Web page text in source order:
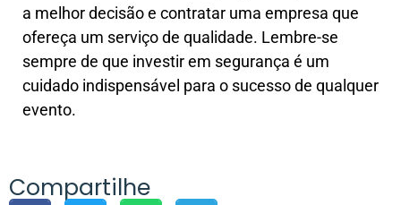
a melhor decisão e contratar uma empresa que
ofereça um serviço de qualidade. Lembre-se
sempre de que investir em segurança é um
cuidado indispensável para o sucesso de qualquer
evento.
Compartilhe